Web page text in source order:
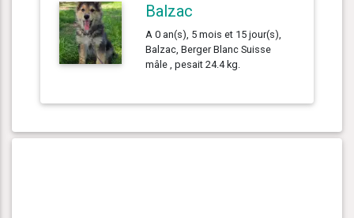
Balzac
A 0 an(s), 5 mois et 15 jour(s),
Balzac, Berger Blanc Suisse
mâle , pesait 24.4 kg.